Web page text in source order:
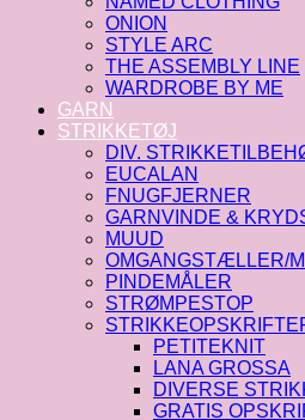
ONION
STYLE ARC
THE ASSEMBLY LINE
WARDROBE BY ME
GARN
STRIKKETØJ
DIV.
EUCALAN
FNUGFJERNER
GARNVINDE &
MUUD
OMGANGSTÆLLER/
PINDEMÅLER
STRØMPESTOP
PETITEKNIT
LANA GROSSA
DIVERSE
GRATIS